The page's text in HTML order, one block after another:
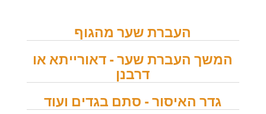
העברת שער מהגוף
המשך העברת שער - דאורייתא או
דרבנן
גדר האיסור - סתם בגדים ועוד